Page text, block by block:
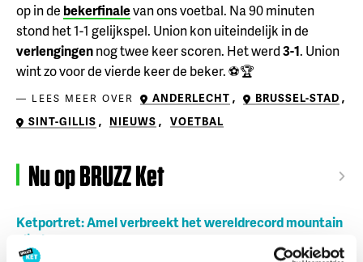
op in de bekerfinalevan ons voetbal. Na 90 minuten
stond het 1-1 gelijkspel. Union kon uiteindelijk in de
verlengingennog twee keer scoren. Het werd3-1. Union
wint zo voor de vierde keer de beker. ⚽🏆
LEES MEER OVER ANDERLECHT , BRUSSEL-STAD ,
SINT-GILLIS , NIEUWS , VOETBAL
Nu op BRUZZ Ket
Ketportret: Amel verbreekt het wereldrecord mountain
climbers